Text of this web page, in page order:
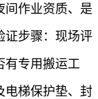
间作业资质、是
证步骤：现场评
有专用搬运工
电梯保护垫、封